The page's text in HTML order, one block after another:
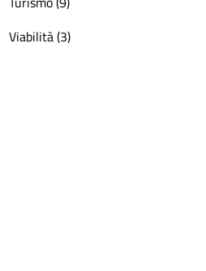
Viabilità (3)